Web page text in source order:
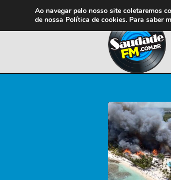
Ao navegar pelo nosso site coletaremos
de nossa Política de cookies. Para saber